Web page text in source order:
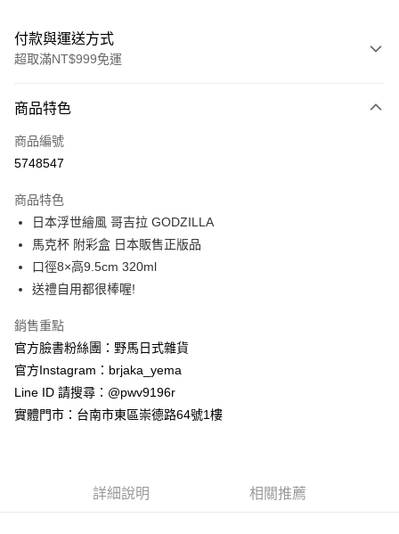
付款與運送方式
超取滿NT$999免運
信用卡一次付款
信用卡分期付款
合作金庫商業銀行
華南商業銀行
上海商業儲蓄銀行
國泰世華商業銀行
臺灣中小企業銀行
聯邦商業銀行
元大商業銀行
台新國際商業銀行
台灣樂天信用卡公司
超商取貨付款
LINE Pay
Apple Pay
悠遊付
Google Pay
ATM付款
商品特色
商品編號
5748547
商品特色
日本浮世繪風 哥吉拉 GODZILLA
馬克杯 附彩盒 日本販售正版品
口徑8×高9.5cm 320ml
送禮自用都很棒喔!
銷售重點
官方臉書粉絲團：野馬日式雜貨
官方Instagram：brjaka_yema
Line ID 請搜尋：@pwv9196r
實體門市：台南市東區崇德路64號1樓
詳細說明 相關推薦